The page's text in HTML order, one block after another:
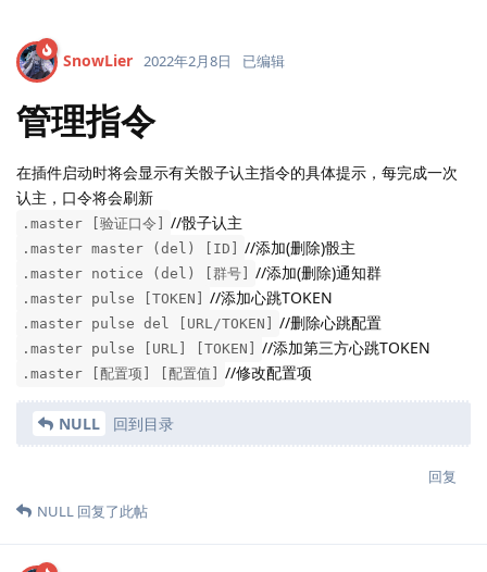
SnowLier 2022年2月8日 已编辑
管理指令
在插件启动时将会显示有关骰子认主指令的具体提示，每完成一次
认主，口令将会刷新
.master [验证口令] //骰子认主
.master master (del) [ID] //添加(删除)骰主
.master notice (del) [群号] //添加(删除)通知群
.master pulse [TOKEN] //添加心跳TOKEN
.master pulse del [URL/TOKEN] //删除心跳配置
.master pulse [URL] [TOKEN] //添加第三方心跳TOKEN
.master [配置项] [配置值] //修改配置项
NULL 回到目录
回复
NULL 回复了此帖